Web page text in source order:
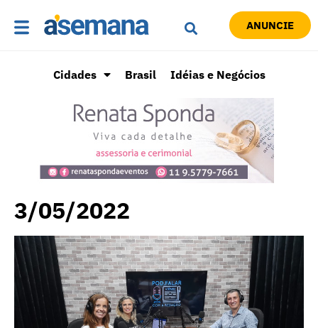
ANUNCIE
Cidades Brasil Idéias e Negócios
3/05/2022